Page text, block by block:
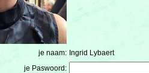
je naam: Ingrid Lybaert
je Paswoord: